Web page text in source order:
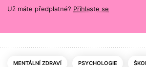
Už máte předplatné? Přihlaste se
MENTÁLNÍ ZDRAVÍ PSYCHOLOGIE